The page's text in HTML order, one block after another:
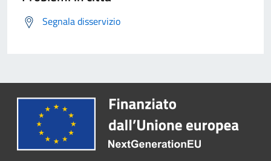
Segnala disservizio